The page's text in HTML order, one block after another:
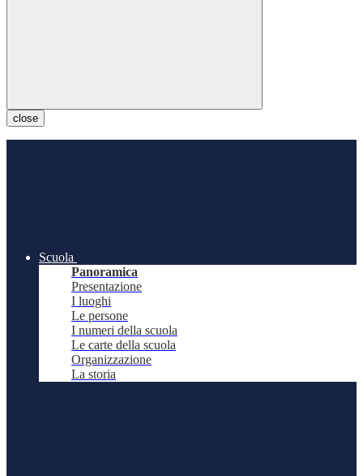
close
Scuola
Panoramica
Presentazione
I luoghi
Le persone
I numeri della scuola
Le carte della scuola
Organizzazione
La storia